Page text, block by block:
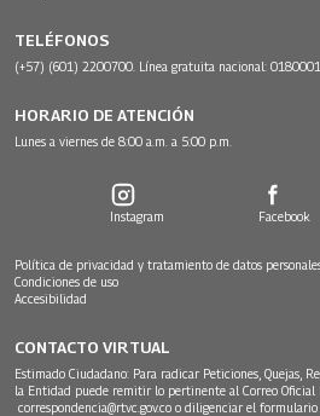
TELÉFONOS
(+57) (601) 2200700. Línea gratuita nacional:
HORARIO DE ATENCIÓN
Lunes a viernes de 8:00 a.m. a 5:00 p.m.
Instagram Facebook
Política de privacidad y tratamiento de datos
Condiciones de uso
Accesibilidad
CONTACTO VIRTUAL
Estimado Ciudadano: Para radicar Peticiones, Quejas,
la Entidad puede remitir lo pertinente al Correo Oficial
correspondencia@rtvc.gov.co o diligenciar el formulario